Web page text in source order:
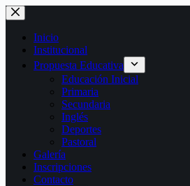
Saltar
al
contenido
Inicio
Institucional
Propuesta Educativa
Educación Inicial
Primaria
Secundaria
Inglés
Deportes
Pastoral
Galería
Inscripciones
Contacto